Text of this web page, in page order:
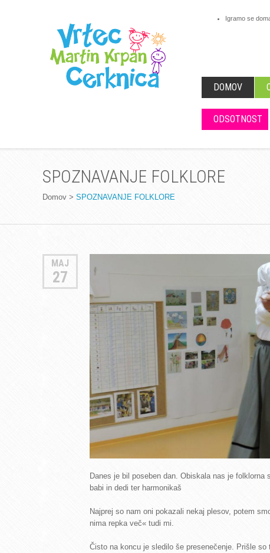
Igramo se
DOMOV
ODSOTNOST
SPOZNAVANJE FOLKLORE
Domov > SPOZNAVANJE FOLKLORE
MAJ
27
Danes je bil poseben dan. Obiskala nas je
babi in dedi ter harmonikaš
Najprej so nam oni pokazali nekaj plesov, potem
nima repka več« tudi mi.
Čisto na koncu je sledilo še presenečenje. Prišle